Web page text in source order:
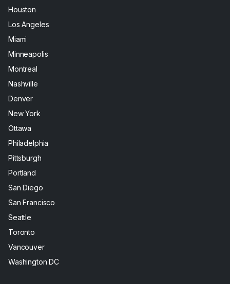
Houston
Los Angeles
Miami
Minneapolis
Montreal
Nashville
Denver
New York
Ottawa
Philadelphia
Pittsburgh
Portland
San Diego
San Francisco
Seattle
Toronto
Vancouver
Washington DC